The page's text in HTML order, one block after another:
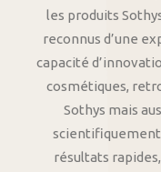
les produits
reconnus d’une
capacité
cosmétiques,
Sothys mais
résultats